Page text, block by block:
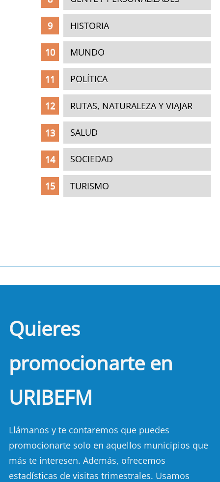
HISTORIA
MUNDO
POLÍTICA
RUTAS, NATURALEZA Y VIAJAR
SALUD
SOCIEDAD
TURISMO
Quieres
promocionarte en
URIBEFM
Llámanos y te contaremos que puedes
promocionarte solo en aquellos municipios que
más te interesen. Además, ofrecemos
estadísticas de visitas trimestrales. Usamos